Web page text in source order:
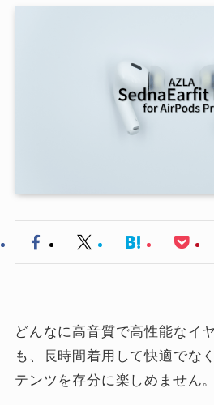
どんなに高音質で高性能なイ
も、長時間着用して快適でな
テンツを存分に楽しめません。